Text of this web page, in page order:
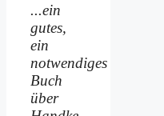
...ein
gutes,
ein
notwendiges
Buch
über